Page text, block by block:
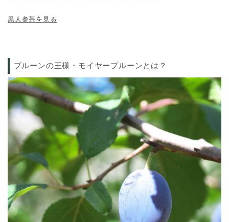
黒人参茶を見る
プルーンの王様・モイヤープルーンとは？